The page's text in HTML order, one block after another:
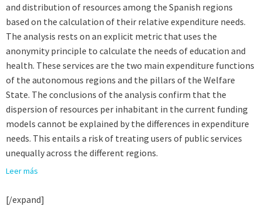
and distribution of resources among the Spanish regions
based on the calculation of their relative expenditure needs.
The analysis rests on an explicit metric that uses the
anonymity principle to calculate the needs of education and
health. These services are the two main expenditure functions
of the autonomous regions and the pillars of the Welfare
State. The conclusions of the analysis confirm that the
dispersion of resources per inhabitant in the current funding
models cannot be explained by the differences in expenditure
needs. This entails a risk of treating users of public services
unequally across the different regions.
Leer más
[/expand]